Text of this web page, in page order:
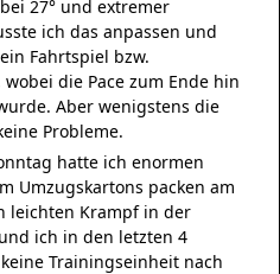
27° und extremer
ich das anpassen und
Fahrtspiel bzw.
die Pace zum Ende hin
Aber wenigstens die
Probleme.
hatte ich enormen
Umzugskartons packen am
leichten Krampf in der
ich in den letzten 4
Trainingseinheit nach